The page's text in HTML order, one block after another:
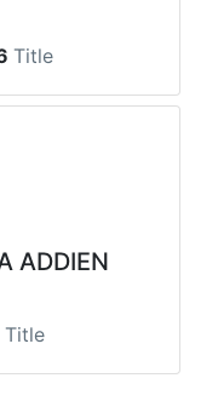
Title
ADDIEN
Title